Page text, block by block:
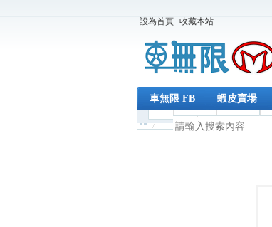
設為首頁 收藏本站
車無限 FB 蝦皮賣場